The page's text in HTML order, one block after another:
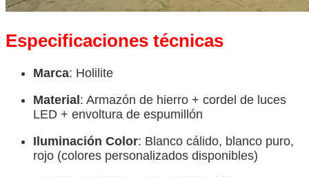
Especificaciones técnicas
Marca: Holilite
Material : Armazón de hierro + cordel de luces
LED + envoltura de espumillón
Iluminación Color: Blanco cálido, blanco puro,
rojo (colores personalizados disponibles)